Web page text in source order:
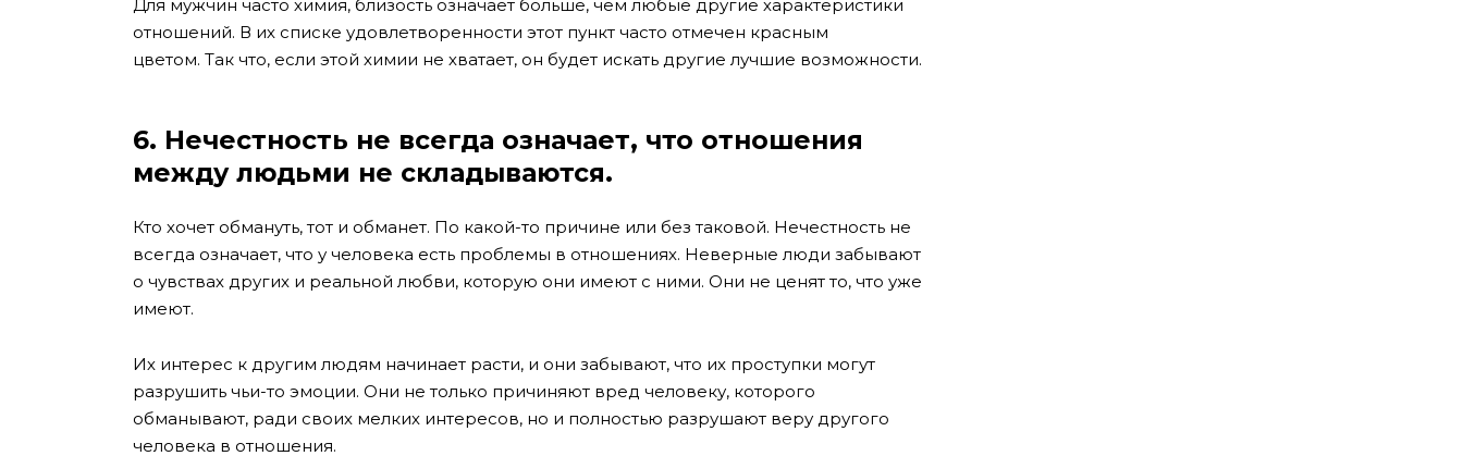
Для мужчин часто химия, близость означает больше, чем любые другие характеристики
отношений. В их списке удовлетворенности этот пункт часто отмечен красным
цветом. Так что, если этой химии не хватает, он будет искать другие лучшие возможности.
6. Нечестность не всегда означает, что отношения
между людьми не складываются.
Кто хочет обмануть, тот и обманет. По какой-то причине или без таковой. Нечестность не
всегда означает, что у человека есть проблемы в отношениях. Неверные люди забывают
о чувствах других и реальной любви, которую они имеют с ними. Они не ценят то, что уже
имеют.
Их интерес к другим людям начинает расти, и они забывают, что их проступки могут
разрушить чьи-то эмоции. Они не только причиняют вред человеку, которого
обманывают, ради своих мелких интересов, но и полностью разрушают веру другого
человека в отношения.